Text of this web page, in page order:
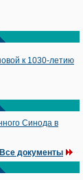
к 1030-летию
Синода в
Все документы